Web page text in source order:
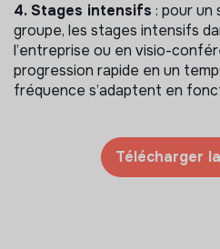
4. Stages intensifs : pour un
groupe, les stages intensifs
l’entreprise ou en visio-
progression rapide en un
fréquence s’adaptent en
Télécharger